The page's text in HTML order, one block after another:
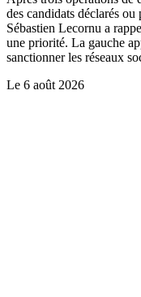
des candidats déclarés ou
Sébastien Lecornu a
une priorité. La gauche
sanctionner les réseaux
Le 6 août 2026